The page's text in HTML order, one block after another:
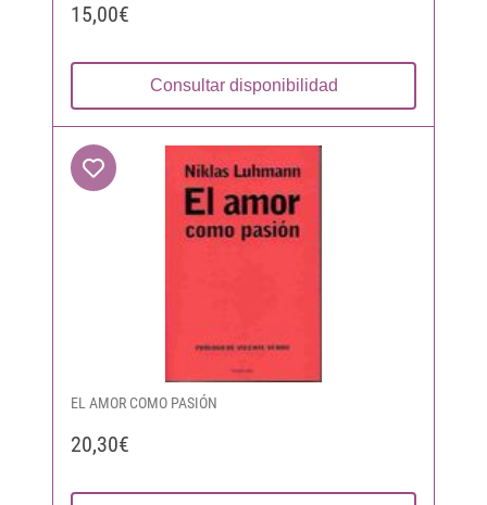
15,00€
Consultar disponibilidad
EL AMOR COMO PASIÓN
20,30€